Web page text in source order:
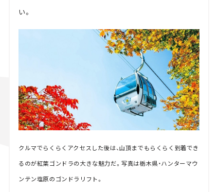
い。
クルマでらくらくアクセスした後は、山頂までもらくらく到着でき
るのが紅葉ゴンドラの大きな魅力だ。写真は栃木県・ハンターマウ
ンテン塩原のゴンドラリフト。